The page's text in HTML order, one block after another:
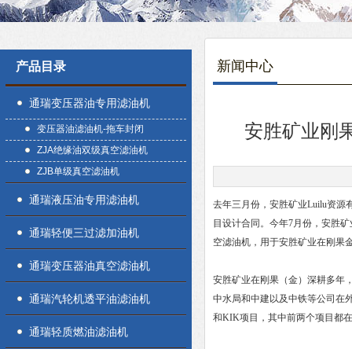
产品目录
通瑞变压器油专用滤油机
变压器油滤油机-拖车封闭
ZJA绝缘油双级真空滤油机
ZJB单级真空滤油机
通瑞液压油专用滤油机
通瑞轻便三过滤加油机
通瑞变压器油真空滤油机
通瑞汽轮机透平油滤油机
通瑞轻质燃油滤油机
新闻中心
安胜矿业刚
去年三月份，安胜矿业Luilu资源
目设计合同。今年7月份，安胜
空滤油机，用于安胜矿业在刚果
安胜矿业在刚果（金）深耕多年
中水局和中建以及中铁等公司在
和KIK项目，其中前两个项目都